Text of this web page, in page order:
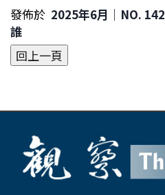
發佈於 2025年6月｜NO.
誰